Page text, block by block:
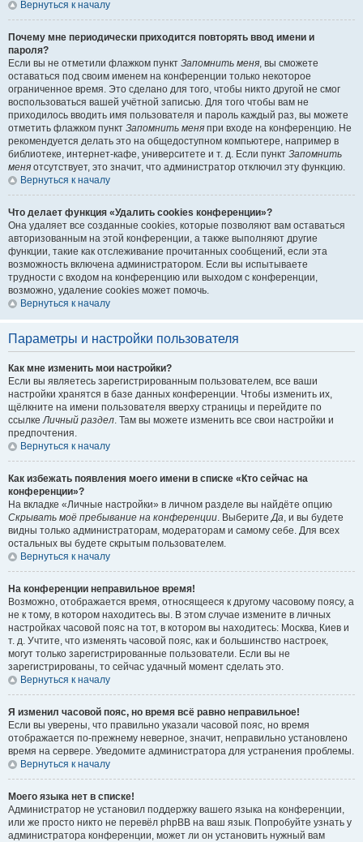
Вернуться к началу
Почему мне периодически приходится повторять ввод имени и
пароля?
Если вы не отметили флажком пункт Запомнить меня, вы сможете
оставаться под своим именем на конференции только некоторое
ограниченное время. Это сделано для того, чтобы никто другой не смог
воспользоваться вашей учётной записью. Для того чтобы вам не
приходилось вводить имя пользователя и пароль каждый раз, вы можете
отметить флажком пункт Запомнить меня при входе на конференцию. Не
рекомендуется делать это на общедоступном компьютере, например в
библиотеке, интернет-кафе, университете и т. д. Если пункт Запомнить
меня отсутствует, это значит, что администратор отключил эту функцию.
Вернуться к началу
Что делает функция «Удалить cookies конференции»?
Она удаляет все созданные cookies, которые позволяют вам оставаться
авторизованным на этой конференции, а также выполняют другие
функции, такие как отслеживание прочитанных сообщений, если эта
возможность включена администратором. Если вы испытываете
трудности с входом на конференцию или выходом с конференции,
возможно, удаление cookies может помочь.
Вернуться к началу
Параметры и настройки пользователя
Как мне изменить мои настройки?
Если вы являетесь зарегистрированным пользователем, все ваши
настройки хранятся в базе данных конференции. Чтобы изменить их,
щёлкните на имени пользователя вверху страницы и перейдите по
ссылкеЛичный раздел. Там вы можете изменить все свои настройки и
предпочтения.
Вернуться к началу
Как избежать появления моего имени в списке «Кто сейчас на
конференции»?
На вкладке «Личные настройки» в личном разделе вы найдёте опцию
Скрывать моё пребывание на конференции. ВыберитеДа, и вы будете
видны только администраторам, модераторам и самому себе. Для всех
остальных вы будете скрытым пользователем.
Вернуться к началу
На конференции неправильное время!
Возможно, отображается время, относящееся к другому часовому поясу, а
не к тому, в котором находитесь вы. В этом случае измените в личных
настройках часовой пояс на тот, в котором вы находитесь: Москва, Киев и
т. д. Учтите, что изменять часовой пояс, как и большинство настроек,
могут только зарегистрированные пользователи. Если вы не
зарегистрированы, то сейчас удачный момент сделать это.
Вернуться к началу
Я изменил часовой пояс, но время всё равно неправильное!
Если вы уверены, что правильно указали часовой пояс, но время
отображается по-прежнему неверное, значит, неправильно установлено
время на сервере. Уведомите администратора для устранения проблемы.
Вернуться к началу
Моего языка нет в списке!
Администратор не установил поддержку вашего языка на конференции,
или же просто никто не перевёл phpBB на ваш язык. Попробуйте узнать у
администратора конференции, может ли он установить нужный вам